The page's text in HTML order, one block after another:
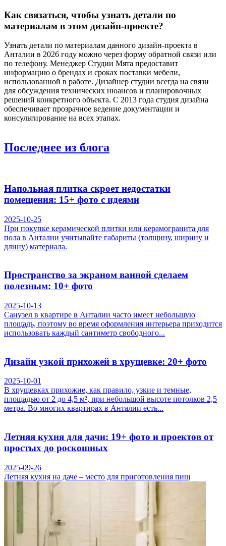
Как связаться, чтобы узнать детали по
материалам в этом дизайн-проекте?
Узнать детали по материалам данного дизайн-проекта в
Анталии в 2026 году можно через форму обратной связи или
по телефону. Менеджер Студии Мята предоставит
информацию о брендах и сроках поставки мебели,
использованной в работе. Дизайнер студии всегда на связи
для обсуждения технических нюансов и планировочных
решений конкретного объекта. С 2013 года студия дизайна
обеспечивает прозрачное ведение документации и
консультирование на всех этапах.
Последнее из блога
Напольная плитка скроет недостатки
помещения: 15+ фото с идеями
2025-10-25
При покупке керамической плитки или керамогранита для
пола в Анталии учитывайте габариты (толщину, ширину и
длину) материала.
Пространство за экраном ванной сделаем
полезным: 10+ фото
2025-10-13
Санузел в квартире в Анталии часто имеет небольшую
площадь, поэтому во время оформления интерьера приходится
использовать каждый сантиметр свободного...
Дизайн узкой прихожей в хрущевке: 20+ фото
2025-10-01
В хрущевках прихожие, как правило, узкие и темные,
площадью от 2 до 4,5 м², при небольшой высоте потолков 2,5
метра. Во многих квартирах в Анталии есть...
Летняя кухня для дачи: 19+ фото и проектов от
простых до роскошных
2025-09-26
Летняя кухня на даче – место для приготовления пищ